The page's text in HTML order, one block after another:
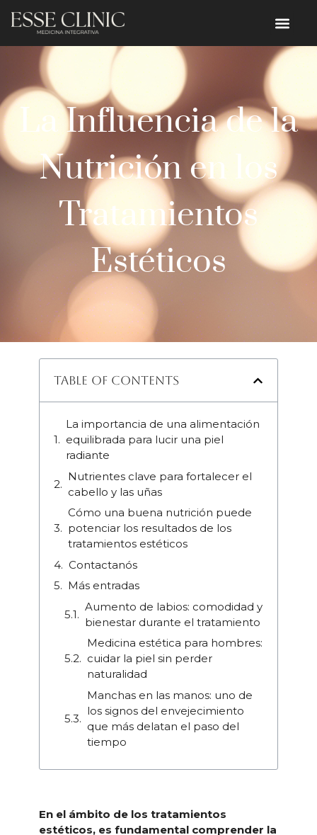
La Influencia de la
Nutrición en los
Tratamientos
Estéticos
Table of Contents
La importancia de una alimentación
equilibrada para lucir una piel
radiante
Nutrientes clave para fortalecer el
cabello y las uñas
Cómo una buena nutrición puede
potenciar los resultados de los
tratamientos estéticos
Contactanós
Más entradas
Aumento de labios: comodidad y
bienestar durante el tratamiento
Medicina estética para hombres:
cuidar la piel sin perder
naturalidad
Manchas en las manos: uno de
los signos del envejecimiento
que más delatan el paso del
tiempo
En el ámbito de los tratamientos
estéticos, es fundamental comprender la